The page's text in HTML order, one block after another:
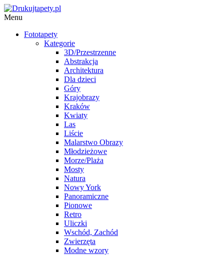
Menu
Fototapety
Kategorie
3D/Przestrzenne
Abstrakcja
Architektura
Dla dzieci
Góry
Krajobrazy
Kraków
Kwiaty
Las
Liście
Malarstwo Obrazy
Młodzieżowe
Morze/Plaża
Mosty
Natura
Nowy York
Panoramiczne
Pionowe
Retro
Uliczki
Wschód, Zachód
Zwierzęta
Modne wzory